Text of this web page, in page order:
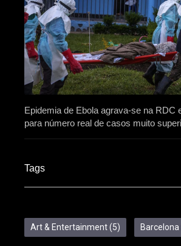
Epidemia de Ebola agrava-se na RDC
para número real de casos muito
Tags
Art & Entertainment(5) Barcelona